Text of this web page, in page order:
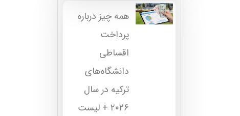
همه چیز درباره
پرداخت
اقساطی
دانشگاه‌های
ترکیه در سال
۲۰۲۶ + لیست